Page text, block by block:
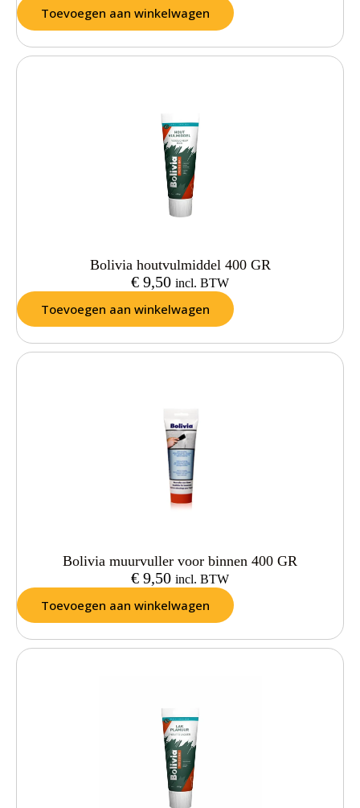
Toevoegen aan winkelwagen
Bolivia houtvulmiddel 400 GR
€ 9,50 incl. BTW
Toevoegen aan winkelwagen
Bolivia muurvuller voor binnen 400 GR
€ 9,50 incl. BTW
Toevoegen aan winkelwagen